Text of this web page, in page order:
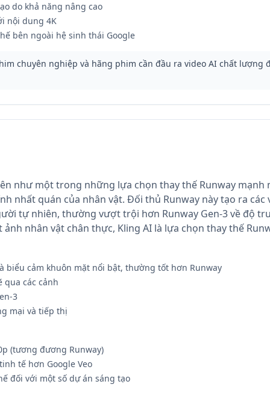
do khả năng nâng cao
nội dung 4K
bên ngoài hệ sinh thái Google
chuyên nghiệp và hãng phim cần đầu ra video AI chất lượng
như một trong những lựa chọn thay thế Runway mạnh
nhất quán của nhân vật. Đối thủ Runway này tạo ra các
tự nhiên, thường vượt trội hơn Runway Gen-3 về độ
nhân vật chân thực, Kling AI là lựa chọn thay thế
biểu cảm khuôn mặt nổi bật, thường tốt hơn Runway
qua các cảnh
3
mại và tiếp thị
(tương đương Runway)
tế hơn Google Veo
đối với một số dự án sáng tạo